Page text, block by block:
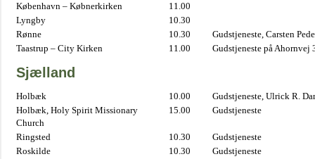
København – Købnerkirken
11.00
Lyngby
10.30
Rønne
10.30
Gudstjeneste, Carsten
Taastrup – City Kirken
11.00 Gudstjeneste på Ahornvej
Sjælland
Holbæk 10.00
Gudstjeneste, Ulrick R.
Holbæk, Holy Spirit Missionary
Church
15.00 Gudstjeneste
Ringsted 10.30
Gudstjeneste
Roskilde
10.30
Gudstjeneste